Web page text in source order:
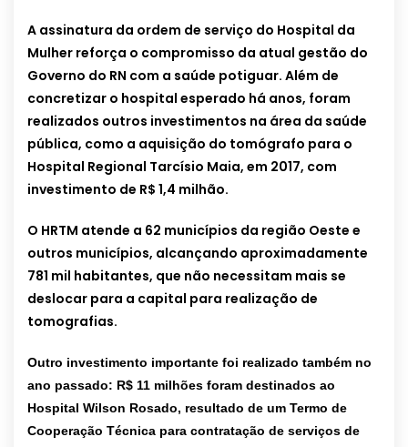
A assinatura da ordem de serviço do Hospital da
Mulher reforça o compromisso da atual gestão do
Governo do RN com a saúde potiguar. Além de
concretizar o hospital esperado há anos, foram
realizados outros investimentos na área da saúde
pública, como a aquisição do tomógrafo para o
Hospital Regional Tarcísio Maia, em 2017, com
investimento de R$ 1,4 milhão.
O HRTM atende a 62 municípios da região Oeste e
outros municípios, alcançando aproximadamente
781 mil habitantes, que não necessitam mais se
deslocar para a capital para realização de
tomografias.
Outro investimento importante foi realizado também no
ano passado: R$ 11 milhões foram destinados ao
Hospital Wilson Rosado, resultado de um Termo de
Cooperação Técnica para contratação de serviços de